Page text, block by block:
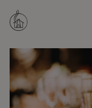
sisältöön